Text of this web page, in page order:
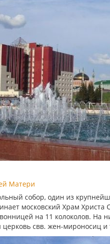
Матери
собор, один из
московский Храм
на 11 колоколов. На
свв. жен-мироносиц и